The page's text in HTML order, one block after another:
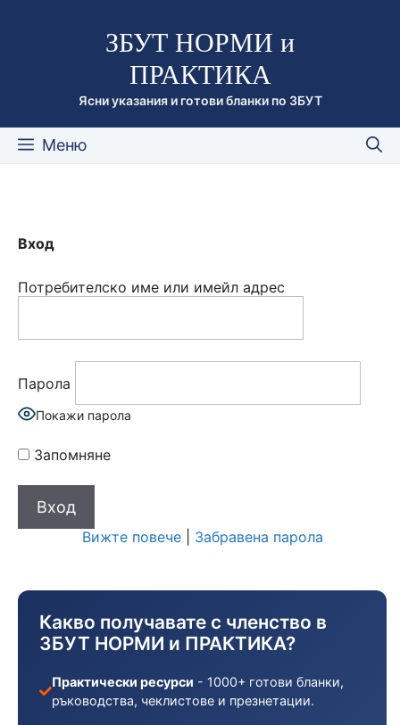
съдържаниетоЗБУТ НОРМИ и
ПРАКТИКА
Ясни указания и готови бланки по ЗБУТ
Меню
Вход
Потребителско име или имейл адрес
Парола
Покажи парола
Запомняне
Вижте повече| Забравена парола
Какво получавате с членство в
ЗБУТ НОРМИ и ПРАКТИКА?
Практически ресурси - 1000+ готови бланки,
ръководства, чеклистове и презнетации.